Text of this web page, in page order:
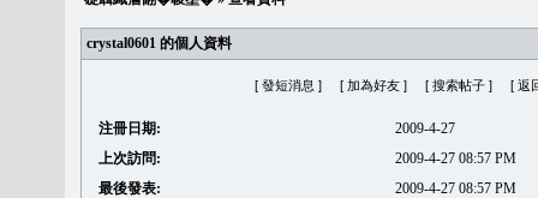
crystal0601 的個人資料
[ 發短消息 ] [ 加為好友 ] [ 搜索帖子 ] [ 返
注冊日期:
2009-4-27
上次訪問:
2009-4-27 08:57 PM
最後發表:
2009-4-27 08:57 PM